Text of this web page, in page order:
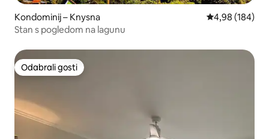
Kondominij – Knysna Prosječna
4,98 (184)
Stan s pogledom na lagunu
Odabrali gosti
Odabrali gosti